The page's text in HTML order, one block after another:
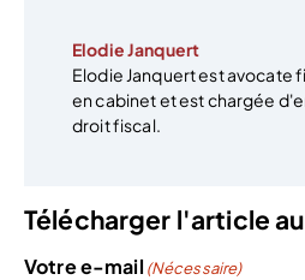
Elodie Janquert
Elodie Janquert est avocate
en cabinet et est chargée
droit fiscal.
Télécharger l'article
Votre e-mail (Nécessaire)